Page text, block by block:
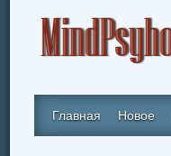
Главная Новое